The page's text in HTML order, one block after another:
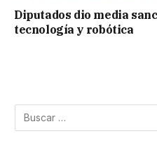
Diputados dio media
tecnología y robótica